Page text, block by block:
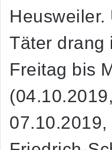
Heusweiler.
Täter drang
Freitag bis